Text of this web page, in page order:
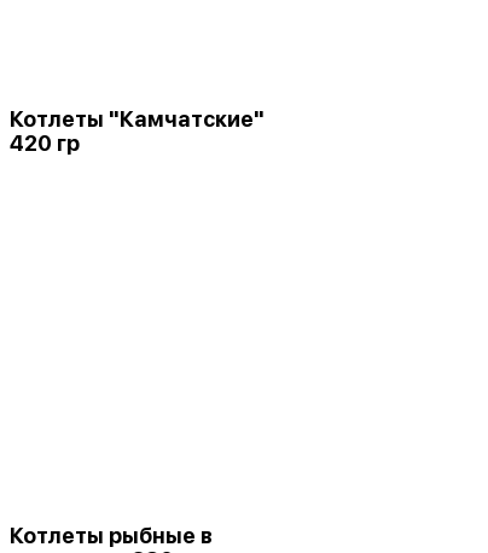
Котлеты "Камчатские"
420 гр
Котлеты рыбные в